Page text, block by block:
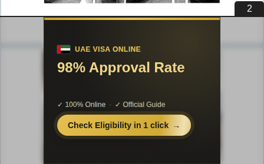
Публикации по медицине
1